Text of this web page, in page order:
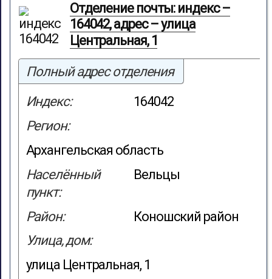
Отделение почты: индекс –
164042, адрес – улица
Центральная, 1
Полный адрес отделения
Индекс:
164042
Регион:
Архангельская область
Населённый
пункт:
Вельцы
Район:
Коношский район
Улица, дом:
улица Центральная, 1